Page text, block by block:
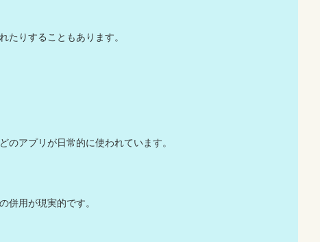
りすることもあります。
アプリが日常的に使われています。
併用が現実的です。